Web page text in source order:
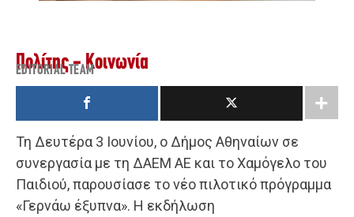
Πολίτης - Κοινωνία
EDITORIAL TEAM
Τη Δευτέρα 3 Ιουνίου, ο Δήμος Αθηναίων σε
συνεργασία με τη ΔΑΕΜ ΑΕ και το Χαμόγελο του
Παιδιού, παρουσίασε το νέο πιλοτικό πρόγραμμα
«Γερνάω έξυπνα». Η εκδήλωση